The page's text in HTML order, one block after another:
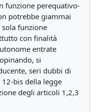
funzione perequativo-
potrebbe giammai
funzione
con finalità
entrate
si
seri dubbi di
bis della legge
degli articoli 1,2,3